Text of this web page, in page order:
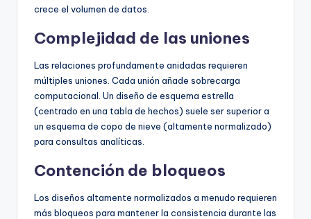
crece el volumen de datos.
Complejidad de las uniones
Las relaciones profundamente anidadas requieren
múltiples uniones. Cada unión añade sobrecarga
computacional. Un diseño de esquema estrella
(centrado en una tabla de hechos) suele ser superior a
un esquema de copo de nieve (altamente normalizado)
para consultas analíticas.
Contención de bloqueos
Los diseños altamente normalizados a menudo requieren
más bloqueos para mantener la consistencia durante las